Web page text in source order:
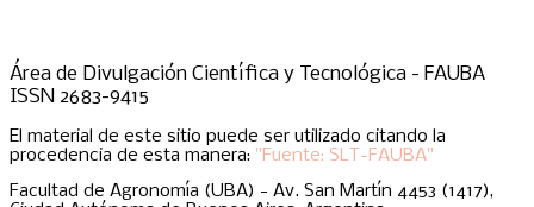
Área de Divulgación Científica y Tecnológica - FAUBA
ISSN 2683-9415
El material de este sitio puede ser utilizado citando la
procedencia de esta manera: "Fuente: SLT-FAUBA"
Facultad de Agronomía (UBA) - Av. San Martín 4453 (1417),